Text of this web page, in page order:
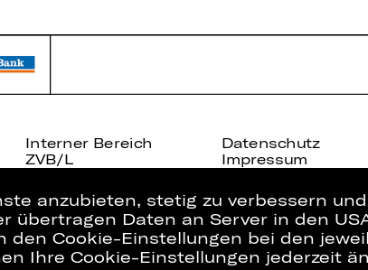
Interner Bereich
ZVB/L
Datenschutz
Impressum
anzubieten, stetig zu verbessern
Daten an Server in den
Cookie-Einstellungen bei den
Ihre Cookie-Einstellungen jederzeit